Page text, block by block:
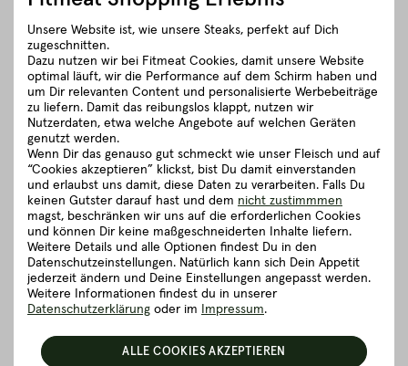
Premium-Cuts veredelt. Dazu kommt natürlich die bekannte
Trockenreifung zum Einsatz, die ebenfalls eine gute Zeit
dauert.
Nachhaltigkeit in Produktion und Versand
Lieferungen bei Fitmeat
Unsere Cuts werden nach Bedarf zubereitet und frisch
geliefert. Das bedeutet, dass der Großteil unseres Sortiments
bereits am Donnerstag jeder Woche ausverkauft ist. Was das
mit Nachhaltigkeit zu tun hat? Eine ganze Menge würden wir
sagen.
Denn wir setzten uns für einen bewussten und zelebrierenden
Fleischkonsum ein und bestellen nur so viel, wie wir für unsere
Kunden benötigen. So bleibt kein Cut liegen oder wäre gar
verschwendet.
Unsere Website ist, wie unsere Steaks, perfekt auf Dich
zugeschnitten.
Dazu nutzen wir bei Fitmeat Cookies, damit unsere Website
optimal läuft, wir die Performance auf dem Schirm haben und
um Dir relevanten Content und personalisierte Werbebeiträge
zu liefern. Damit das reibungslos klappt, nutzen wir
Nutzerdaten, etwa welche Angebote auf welchen Geräten
genutzt werden.
Wenn Dir das genauso gut schmeckt wie unser Fleisch und auf
“Cookies akzeptieren” klickst, bist Du damit einverstanden
und erlaubst uns damit, diese Daten zu verarbeiten. Falls Du
keinen Gutster darauf hast und dem nicht zustimmmen
magst, beschränken wir uns auf die erforderlichen Cookies
und können Dir keine maßgeschneiderten Inhalte liefern.
Weitere Details und alle Optionen findest Du in den
Datenschutzeinstellungen. Natürlich kann sich Dein Appetit
jederzeit ändern und Deine Einstellungen angepasst werden.
Weitere Informationen findest du in unserer
Datenschutzerklärung oder im Impressum.
ALLE COOKIES AKZEPTIEREN